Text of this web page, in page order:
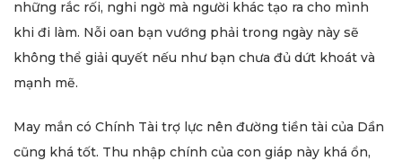
những rắc rối, nghi ngờ mà người khác tạo ra cho mình
khi đi làm. Nỗi oan bạn vướng phải trong ngày này sẽ
không thể giải quyết nếu như bạn chưa đủ dứt khoát và
mạnh mẽ.
May mắn có Chính Tài trợ lực nên đường tiền tài của Dần
cũng khá tốt. Thu nhập chính của con giáp này khá ổn,